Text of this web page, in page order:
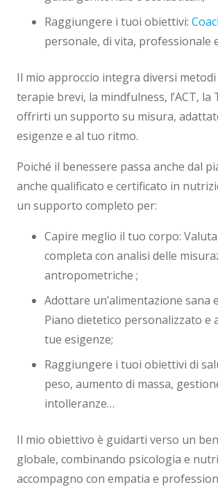
Raggiungere i tuoi obiettivi:
personale, di vita, professionale
Il mio approccio integra diversi metodi
terapie brevi, la mindfulness, l’ACT, la
offrirti un supporto su misura,
esigenze e al tuo ritmo.
Poiché il benessere passa anche dal
anche qualificato e certificato in
un supporto completo per:
Capire meglio il tuo corpo:
completa con analisi delle
antropometriche ;
Adottare un’alimentazione sana
Piano dietetico personalizzato e
tue esigenze;
Raggiungere i tuoi obiettivi di
peso, aumento di massa,
intolleranze…
Il mio obiettivo è guidarti verso un
globale, combinando psicologia e
accompagno con empatia e